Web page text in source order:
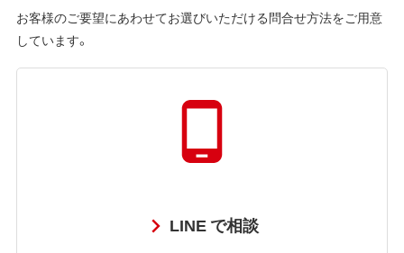
お客様のご要望にあわせてお選びいただける問合せ方法をご用意
しています。
LINE で相談